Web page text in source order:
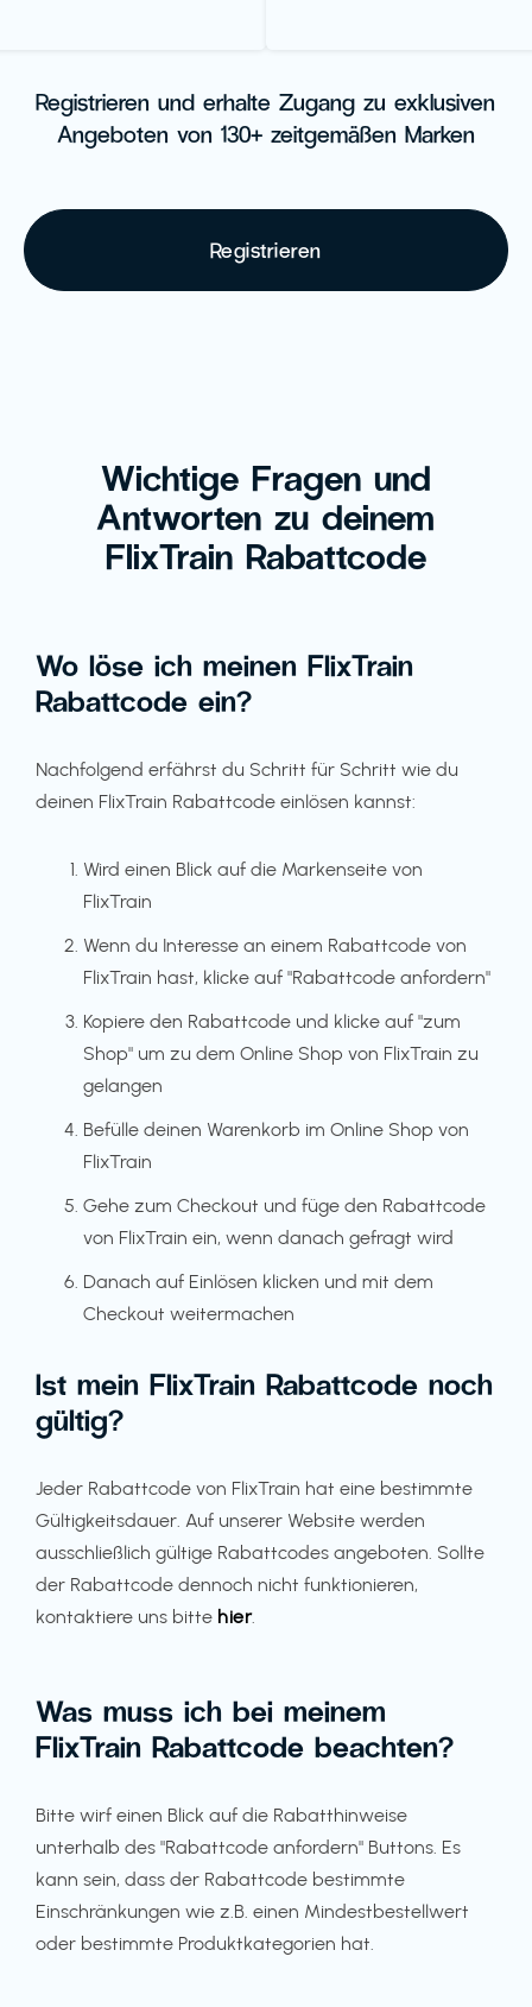
Registrieren und erhalte Zugang zu exklusiven
Angeboten von 130+ zeitgemäßen Marken
Registrieren
Wichtige Fragen und
Antworten zu deinem
FlixTrain Rabattcode
Wo löse ich meinen FlixTrain
Rabattcode ein?
Nachfolgend erfährst du Schritt für Schritt wie du
deinen FlixTrain Rabattcode einlösen kannst:
Wird einen Blick auf die Markenseite von
FlixTrain
Wenn du Interesse an einem Rabattcode von
FlixTrain hast, klicke auf "Rabattcode anfordern"
Kopiere den Rabattcode und klicke auf "zum
Shop" um zu dem Online Shop von FlixTrain zu
gelangen
Befülle deinen Warenkorb im Online Shop von
FlixTrain
Gehe zum Checkout und füge den Rabattcode
von FlixTrain ein, wenn danach gefragt wird
Danach auf Einlösen klicken und mit dem
Checkout weitermachen
Ist mein FlixTrain Rabattcode noch
gültig?
Jeder Rabattcode von FlixTrain hat eine bestimmte
Gültigkeitsdauer. Auf unserer Website werden
ausschließlich gültige Rabattcodes angeboten. Sollte
der Rabattcode dennoch nicht funktionieren,
kontaktiere uns bitte hier.
Was muss ich bei meinem
FlixTrain Rabattcode beachten?
Bitte wirf einen Blick auf die Rabatthinweise
unterhalb des "Rabattcode anfordern" Buttons. Es
kann sein, dass der Rabattcode bestimmte
Einschränkungen wie z.B. einen Mindestbestellwert
oder bestimmte Produktkategorien hat.